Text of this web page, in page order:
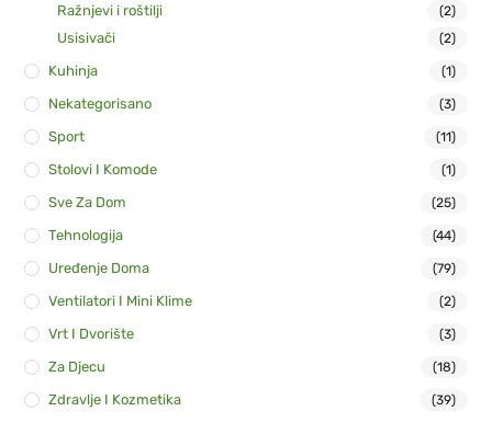
Ražnjevi i roštilji (2)
Usisivači (2)
Kuhinja (1)
Nekategorisano (3)
Sport (11)
Stolovi I Komode (1)
Sve Za Dom (25)
Tehnologija (44)
Uređenje Doma (79)
Ventilatori I Mini Klime (2)
Vrt I Dvorište (3)
Za Djecu (18)
Zdravlje I Kozmetika (39)